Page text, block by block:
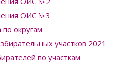
ОИС №3
округам
участков 2021
по участкам